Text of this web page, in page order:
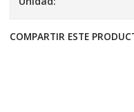
COMPARTIR ESTE